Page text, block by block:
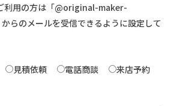
利用の方は 「@original-maker-
らのメールを受信できるように設定して
見積依頼 電話商談
来店予約